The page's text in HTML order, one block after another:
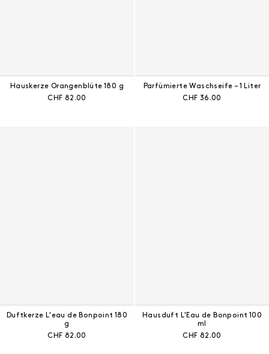
Hauskerze Orangenblüte 180 g
Aktueller Preis:
CHF 82.00
Parfümierte Waschseife – 1 Liter
Aktueller Preis:
CHF 36.00
Duftkerze L'eau de Bonpoint 180
g
Aktueller Preis:
CHF 82.00
Hausduft L'Eau de Bonpoint 100
ml
Aktueller Preis:
CHF 82.00